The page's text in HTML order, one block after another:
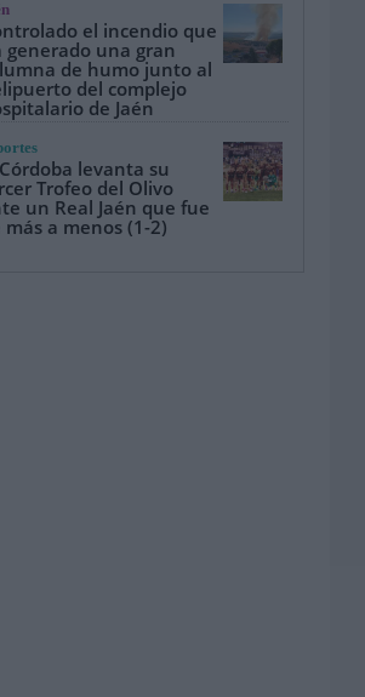
el incendio que
generado una gran
de humo junto al
del complejo
de Jaén
levanta su
Trofeo del Olivo
un Real Jaén que fue
más a menos (1-2)